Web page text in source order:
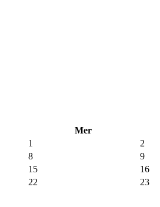
Mer
1
2
8 9
15 16
22 23